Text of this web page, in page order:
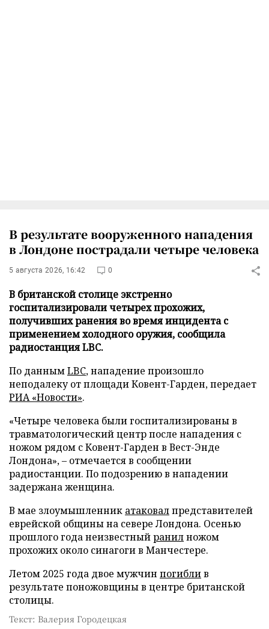
В результате вооруженного нападения
в Лондоне пострадали четыре человека
5 августа 2026, 16:42 0
В британской столице экстренно
госпитализировали четырех прохожих,
получивших ранения во время инцидента с
применением холодного оружия, сообщила
радиостанция LBC.
По даннымLBC, нападение произошло
неподалеку от площади Ковент-Гарден, передает
РИА «Новости».
«Четыре человека были госпитализированы в
травматологический центр после нападения с
ножом рядом с Ковент-Гарден в Вест-Энде
Лондона», – отмечается в сообщении
радиостанции. По подозрению в нападении
задержана женщина.
В мае злоумышленник атаковалпредставителей
еврейской общины на севере Лондона. Осенью
прошлого года неизвестныйранилножом
прохожих около синагоги в Манчестере.
Летом 2025 года двое мужчин погиблив
результате поножовщины в центре британской
столицы.
Текст: Валерия Городецкая